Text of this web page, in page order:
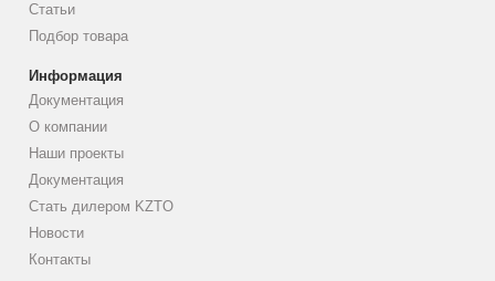
Статьи
Подбор товара
Информация
Документация
О компании
Наши проекты
Документация
Стать дилером KZTO
Новости
Контакты